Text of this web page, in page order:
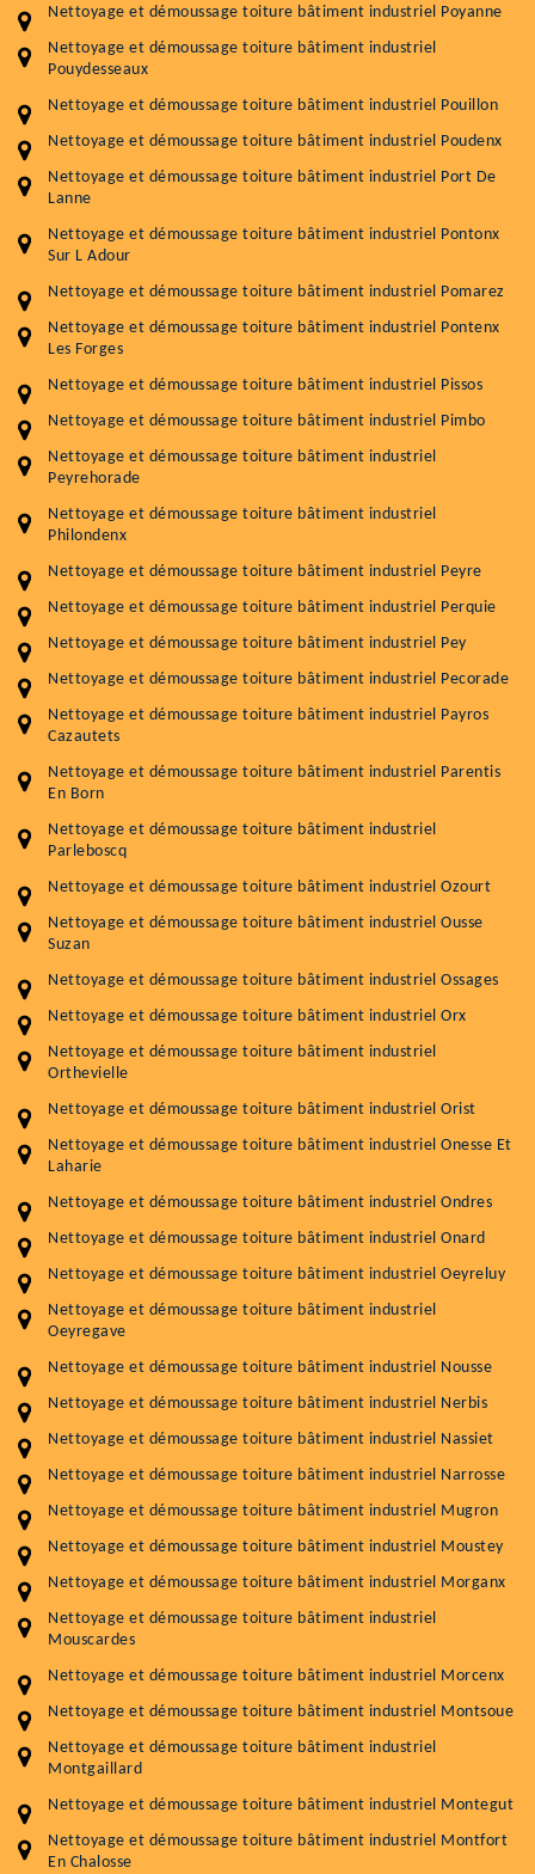
Nettoyage et démoussage toiture bâtiment industriel Poyanne
Nettoyage et démoussage toiture bâtiment industriel
Pouydesseaux
Nettoyage et démoussage toiture bâtiment industriel Pouillon
Nettoyage et démoussage toiture bâtiment industriel Poudenx
Nettoyage et démoussage toiture bâtiment industriel Port De
Lanne
Nettoyage et démoussage toiture bâtiment industriel Pontonx
Sur L Adour
Nettoyage et démoussage toiture bâtiment industriel Pomarez
Nettoyage et démoussage toiture bâtiment industriel Pontenx
Les Forges
Nettoyage et démoussage toiture bâtiment industriel Pissos
Nettoyage et démoussage toiture bâtiment industriel Pimbo
Nettoyage et démoussage toiture bâtiment industriel
Peyrehorade
Nettoyage et démoussage toiture bâtiment industriel
Philondenx
Nettoyage et démoussage toiture bâtiment industriel Peyre
Nettoyage et démoussage toiture bâtiment industriel Perquie
Nettoyage et démoussage toiture bâtiment industriel Pey
Nettoyage et démoussage toiture bâtiment industriel Pecorade
Nettoyage et démoussage toiture bâtiment industriel Payros
Cazautets
Nettoyage et démoussage toiture bâtiment industriel Parentis
En Born
Nettoyage et démoussage toiture bâtiment industriel
Parleboscq
Nettoyage et démoussage toiture bâtiment industriel Ozourt
Nettoyage et démoussage toiture bâtiment industriel Ousse
Suzan
Nettoyage et démoussage toiture bâtiment industriel Ossages
Nettoyage et démoussage toiture bâtiment industriel Orx
Nettoyage et démoussage toiture bâtiment industriel
Orthevielle
Nettoyage et démoussage toiture bâtiment industriel Orist
Nettoyage et démoussage toiture bâtiment industriel Onesse Et
Laharie
Nettoyage et démoussage toiture bâtiment industriel Ondres
Nettoyage et démoussage toiture bâtiment industriel Onard
Nettoyage et démoussage toiture bâtiment industriel Oeyreluy
Nettoyage et démoussage toiture bâtiment industriel
Oeyregave
Nettoyage et démoussage toiture bâtiment industriel Nousse
Nettoyage et démoussage toiture bâtiment industriel Nerbis
Nettoyage et démoussage toiture bâtiment industriel Nassiet
Nettoyage et démoussage toiture bâtiment industriel Narrosse
Nettoyage et démoussage toiture bâtiment industriel Mugron
Nettoyage et démoussage toiture bâtiment industriel Moustey
Nettoyage et démoussage toiture bâtiment industriel Morganx
Nettoyage et démoussage toiture bâtiment industriel
Mouscardes
Nettoyage et démoussage toiture bâtiment industriel Morcenx
Nettoyage et démoussage toiture bâtiment industriel Montsoue
Nettoyage et démoussage toiture bâtiment industriel
Montgaillard
Nettoyage et démoussage toiture bâtiment industriel Montegut
Nettoyage et démoussage toiture bâtiment industriel Montfort
En Chalosse